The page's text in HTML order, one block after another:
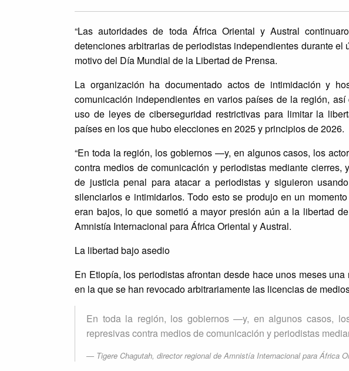
“Las autoridades de toda África Oriental y Austral
detenciones arbitrarias de periodistas independientes durante
motivo del Día Mundial de la Libertad de Prensa.
La organización ha documentado actos de intimidación y
comunicación independientes en varios países de la región,
uso de leyes de ciberseguridad restrictivas para limitar la
países en los que hubo elecciones en 2025 y principios de 2026.
“En toda la región, los gobiernos —y, en algunos casos, los
contra medios de comunicación y periodistas mediante
de justicia penal para atacar a periodistas y siguieron
silenciarlos e intimidarlos. Todo esto se produjo en un
eran bajos, lo que sometió a mayor presión aún a la libertad
Amnistía Internacional para África Oriental y Austral.
La libertad bajo asedio
En Etiopía, los periodistas afrontan desde hace unos meses
en la que se han revocado arbitrariamente las licencias de
En toda la región, los gobiernos —y, en algunos casos,
represivas contra medios de comunicación y periodistas
Tigere Chagutah, director regional de Amnistía Internacional para África